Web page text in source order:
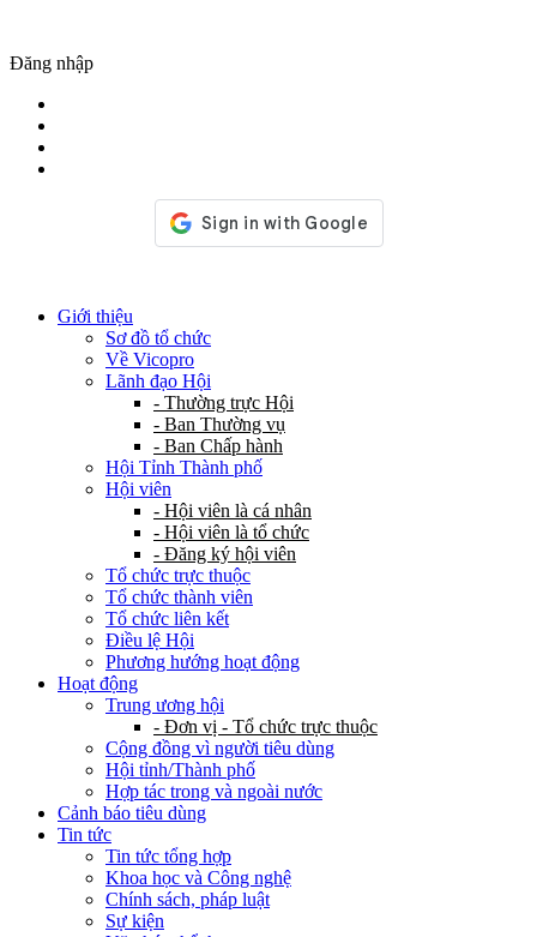
Đăng nhập
Giới thiệu
Sơ đồ tổ chức
Về Vicopro
Lãnh đạo Hội
- Thường trực Hội
- Ban Thường vụ
- Ban Chấp hành
Hội Tỉnh Thành phố
Hội viên
- Hội viên là cá nhân
- Hội viên là tổ chức
- Đăng ký hội viên
Tổ chức trực thuộc
Tổ chức thành viên
Tổ chức liên kết
Điều lệ Hội
Phương hướng hoạt động
Hoạt động
Trung ương hội
- Đơn vị - Tổ chức trực thuộc
Cộng đồng vì người tiêu dùng
Hội tỉnh/Thành phố
Hợp tác trong và ngoài nước
Cảnh báo tiêu dùng
Tin tức
Tin tức tổng hợp
Khoa học và Công nghệ
Chính sách, pháp luật
Sự kiện